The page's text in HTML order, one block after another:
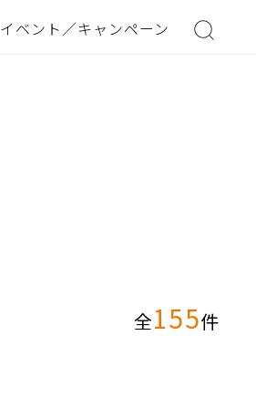
イベント／キャンペーン
全155件